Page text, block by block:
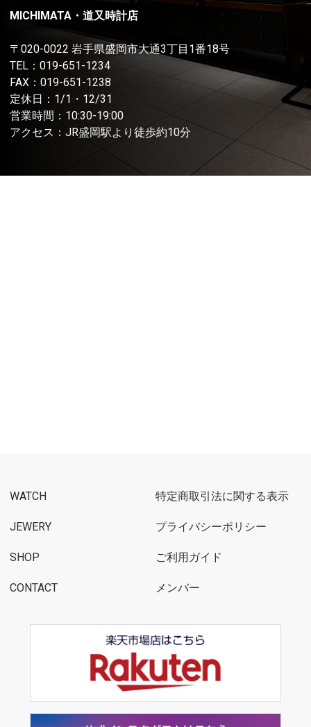
MICHIMATA・道又時計店
〒020-0022 岩手県盛岡市大通3丁目1番18号
TEL： 019-651-1234
FAX：019-651-1238
定休日：1/1・12/31
営業時間：10:30-19:00
アクセス：JR盛岡駅より徒歩約10分
WATCH
JEWERY
SHOP
CONTACT
特定商取引法に関する表示
プライバシーポリシー
ご利用ガイド
メンバー